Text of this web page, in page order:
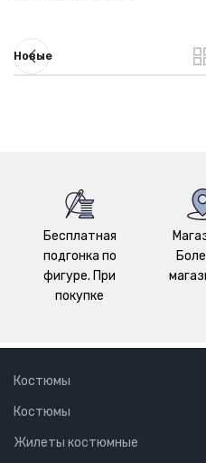
Новые
Бесплатная
подгонка по
фигуре. При
покупке
Костюмы
Костюмы
Жилеты костюмные